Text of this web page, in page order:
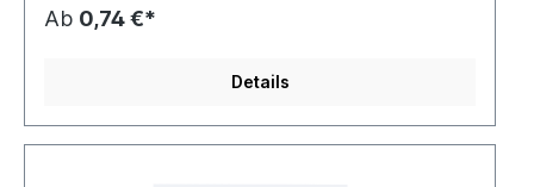
Ab 0,74 €*
Details